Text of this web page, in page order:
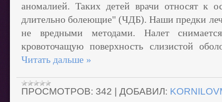
аномалией. Таких детей врачи относят к
длительно болеющие" (ЧДБ). Наши предки
не вредными методами. Налет
кровоточащую поверхность слизистой
Читать дальше »
ПРОСМОТРОВ: 342 ДОБАВИЛ: